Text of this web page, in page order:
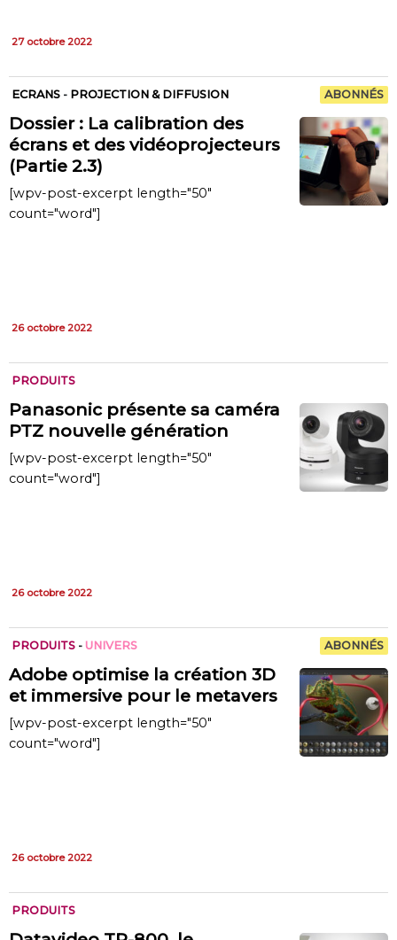
27 octobre 2022
ECRANS - PROJECTION & DIFFUSION ABONNÉS
Dossier : La calibration des
écrans et des vidéoprojecteurs
(Partie 2.3)
[wpv-post-excerpt length="50"
count="word"]
26 octobre 2022
PRODUITS
Panasonic présente sa caméra
PTZ nouvelle génération
[wpv-post-excerpt length="50"
count="word"]
26 octobre 2022
PRODUITS - UNIVERS ABONNÉS
Adobe optimise la création 3D
et immersive pour le metavers
[wpv-post-excerpt length="50"
count="word"]
26 octobre 2022
PRODUITS